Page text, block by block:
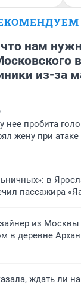
нам
из-за
нее пробита
жену при
в
пассажира
из Москвы
в деревне
ждать ли